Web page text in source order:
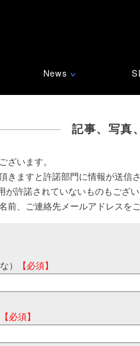
News ∨
記事、写真
ざいます。
きますと許諾部門に情報が送信
が許諾されていないものもござ
前、ご連絡先メールアドレスを
） 【必須】
【必須】